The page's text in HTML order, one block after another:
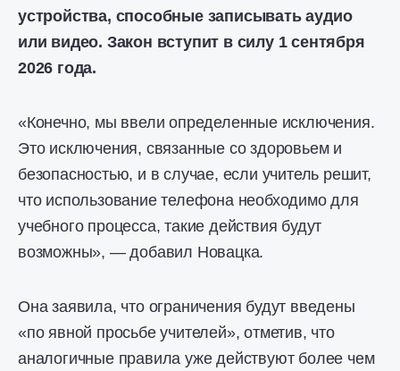
устройства, способные записывать аудио
или видео. Закон вступит в силу 1 сентября
2026 года.
«Конечно, мы ввели определенные исключения.
Это исключения, связанные со здоровьем и
безопасностью, и в случае, если учитель решит,
что использование телефона необходимо для
учебного процесса, такие действия будут
возможны», — добавил Новацка.
Она заявила, что ограничения будут введены
«по явной просьбе учителей», отметив, что
аналогичные правила уже действуют более чем